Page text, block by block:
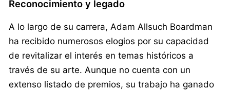
Reconocimiento y legado
A lo largo de su carrera, Adam Allsuch Boardman
ha recibido numerosos elogios por su capacidad
de revitalizar el interés en temas históricos a
través de su arte. Aunque no cuenta con un
extenso listado de premios, su trabajo ha ganado